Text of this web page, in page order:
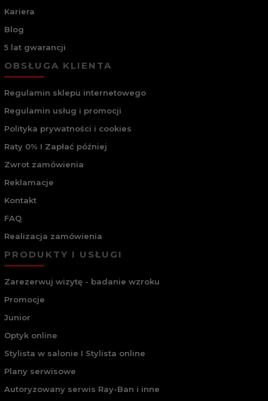
Kariera
Blog
5 lat gwarancji
OBSŁUGA KLIENTA
Regulamin sklepu internetowego
Regulamin usług i promocji
Polityka prywatności i cookies
Raty 0% I Zapłać później
Zwrot zamówienia
Reklamacje
Kontakt
FAQ
Realizacja zamówienia
PRODUKTY I USŁUGI
Zarezerwuj wizytę - badanie wzroku
Promocje
Junior
Optyk online
Stylista w salonie I Stylista online
Plany serwisowe
Autoryzowany serwis Ray-Ban i inne